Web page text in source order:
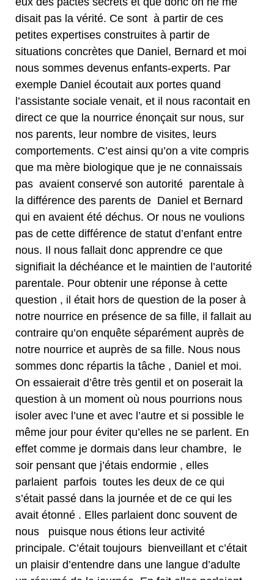
disait pas la vérité. Ce sont à partir de ces
petites expertises construites à partir de
situations concrètes que Daniel, Bernard et moi
nous sommes devenus enfants-experts. Par
exemple Daniel écoutait aux portes quand
l’assistante sociale venait, et il nous racontait en
direct ce que la nourrice énonçait sur nous, sur
nos parents, leur nombre de visites, leurs
comportements. C’est ainsi qu’on a vite compris
que ma mère biologique que je ne connaissais
pas avaient conservé son autorité parentale à
la différence des parents de Daniel et Bernard
qui en avaient été déchus. Or nous ne voulions
pas de cette différence de statut d’enfant entre
nous. Il nous fallait donc apprendre ce que
signifiait la déchéance et le maintien de l’autorité
parentale. Pour obtenir une réponse à cette
question , il était hors de question de la poser à
notre nourrice en présence de sa fille, il fallait au
contraire qu’on enquête séparément auprès de
notre nourrice et auprès de sa fille. Nous nous
sommes donc répartis la tâche , Daniel et moi.
On essaierait d’être très gentil et on poserait la
question à un moment où nous pourrions nous
isoler avec l’une et avec l’autre et si possible le
même jour pour éviter qu’elles ne se parlent. En
effet comme je dormais dans leur chambre, le
soir pensant que j’étais endormie , elles
parlaient parfois toutes les deux de ce qui
s’était passé dans la journée et de ce qui les
avait étonné . Elles parlaient donc souvent de
nous puisque nous étions leur activité
principale. C’était toujours bienveillant et c’était
un plaisir d’entendre dans une langue d’adulte